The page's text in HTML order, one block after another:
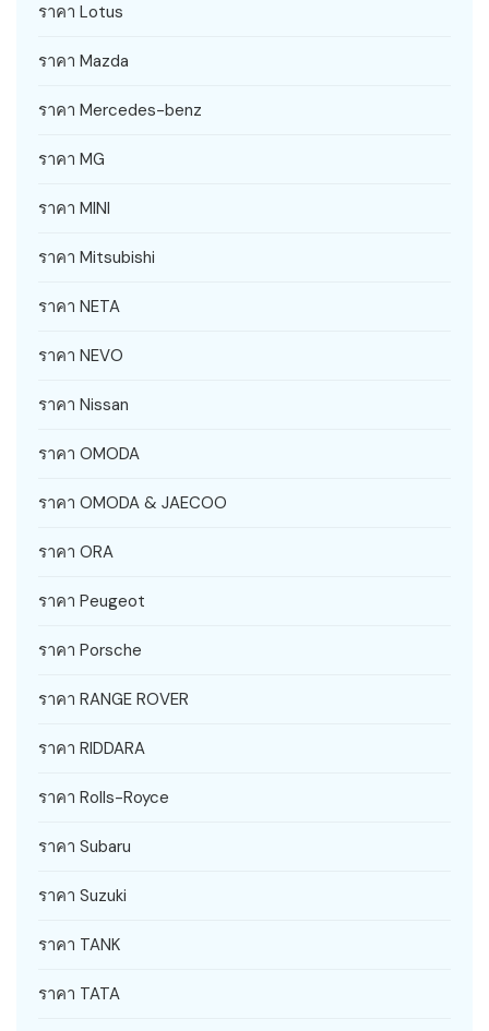
ราคา Lotus
ราคา Mazda
ราคา Mercedes-benz
ราคา MG
ราคา MINI
ราคา Mitsubishi
ราคา NETA
ราคา NEVO
ราคา Nissan
ราคา OMODA
ราคา OMODA & JAECOO
ราคา ORA
ราคา Peugeot
ราคา Porsche
ราคา RANGE ROVER
ราคา RIDDARA
ราคา Rolls-Royce
ราคา Subaru
ราคา Suzuki
ราคา TANK
ราคา TATA